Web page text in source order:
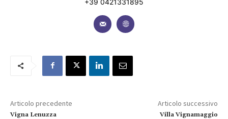
Articolo precedente
Vigna Lenuzza
Articolo successivo
Villa Vignamaggio